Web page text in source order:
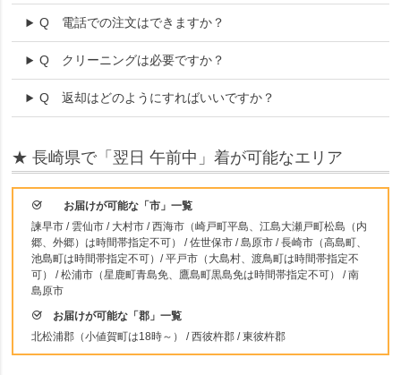
Q 電話での注文はできますか？
Q クリーニングは必要ですか？
Q 返却はどのようにすればいいですか？
★ 長崎県で「翌日 午前中」着が可能なエリア
お届けが可能な「市」一覧
諫早市 / 雲仙市 / 大村市 / 西海市（崎戸町平島、江島大瀬戸町松島（内
郷、外郷）は時間帯指定不可） / 佐世保市 / 島原市 / 長崎市（高島町、
池島町は時間帯指定不可）/ 平戸市（大島村、渡鳥町は時間帯指定不
可） / 松浦市（星鹿町青島免、鷹島町黒島免は時間帯指定不可） / 南
島原市
お届けが可能な「郡」一覧
北松浦郡（小値賀町は18時～） / 西彼杵郡 / 東彼杵郡